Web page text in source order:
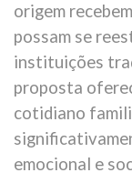
origem
possam se
instituições
proposta
cotidiano
emocional e